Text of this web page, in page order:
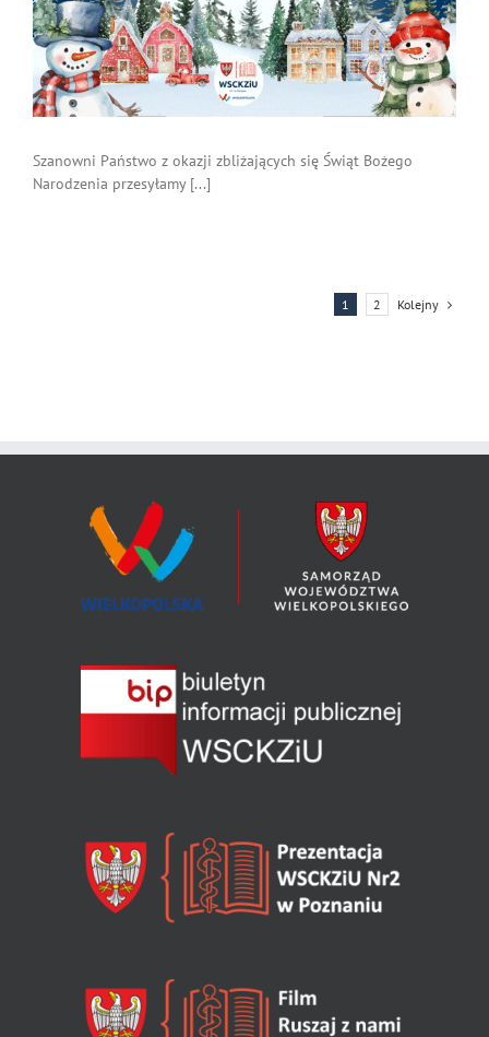
Szanowni Państwo z okazji zbliżających się Świąt Bożego
Narodzenia przesyłamy [...]
1 2 Kolejny